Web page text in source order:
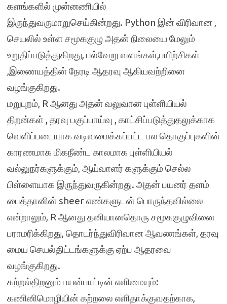
களங்களில் முன்னணியில்
இருந்துவருமாறுசெய்கின்றது. Python இன் விரிவான ,
செயலில் உள்ள சமூககுழு அதன் நிலையை மேலும்
உறுதிப்படுத்துகிறது, பல்வேறு வளங்கள்,பயிற்சிகள்
,இணையத்தின் நேரடி ஆதரவு ஆகியவற்றினை
வழங்குகிறது.
மறுபுறம், R ஆனது அதன் வலுவான புள்ளியியல்
திறன்கள் , தரவு பகுப்பாய்வு , காட்சிப்படுத்துதலுக்காக
வெளிப்படையாக வடிவமைக்கப்பட்ட பல தொகுப்புகளின்
காரணமாக மிகநீண்ட காலமாக புள்ளியியல்
வல்லுநர்களுக்கும், ஆய்வாளர் களுக்கும் செல்ல
பிள்ளையாக இருந்துவருகின்றது. அதன் பயனர் தளம்
பைத்தானின் sheer எண்களுடன் பொருந்தவில்லை
என்றாலும், R ஆனது தனியானதொரு சமூககுழுவினை
பராமரிக்கிறது, தொடர்ந்துவிரிவான ஆவணங்கள், தரவு
மைய செயல்திட்டங்களுக்கு ஏற்ப ஆதரவை
வழங்குகிறது.
கற்றல்திறனும் பயன்பாட்டின் எளிமையும்:
கணினிமொழியின் கற்றலை எளிதாக்குவதற்காக,